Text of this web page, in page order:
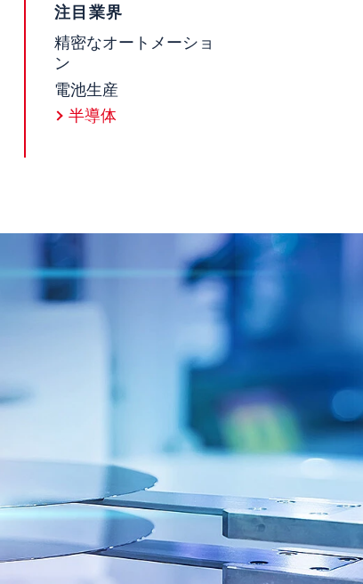
注目業界
精密なオートメーショ
ン
電池生産
半導体